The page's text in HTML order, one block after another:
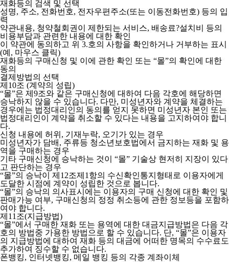
재화등의 검색 및 선택
성명, 주소, 전화번호, 전자우편주소(또는 이동전화번호) 등의 입
력
약관내용, 청약철회권이 제한되는 서비스, 배송료?설치비 등의
비용부담과 관련한 내용에 대한 확인
이 약관에 동의하고 위 3.호의 사항을 확인하거나 거부하는 표시
(예, 마우스 클릭)
재화등의 구매신청 및 이에 관한 확인 또는 “몰”의 확인에 대한
동의
결제방법의 선택
제10조 (계약의 성립)
“몰”은 제9조와 같은 구매신청에 대하여 다음 각호에 해당하면
승낙하지 않을 수 있습니다. 다만, 미성년자와 계약을 체결하는
경우에는 법정대리인의 동의를 얻지 못하면 미성년자 본인 또는
법정대리인이 계약을 취소할 수 있다는 내용을 고지하여야 합니
다.
신청 내용에 허위, 기재누락, 오기가 있는 경우
미성년자가 담배, 주류등 청소년보호법에서 금지하는 재화 및 용
역을 구매하는 경우
기타 구매신청에 승낙하는 것이 “몰” 기술상 현저히 지장이 있다
고 판단하는 경우
“몰”의 승낙이 제12조제1항의 수신확인통지형태로 이용자에게
도달한 시점에 계약이 성립한 것으로 봅니다.
“몰”의 승낙의 의사표시에는 이용자의 구매 신청에 대한 확인 및
판매가능 여부, 구매신청의 정정 취소등에 관한 정보등을 포함하
여야 합니다.
제11조(지급방법)
“몰”에서 구매한 재화 또는 용역에 대한 대금지급방법은 다음 각
호의 방법중 가용한 방법으로 할 수 있습니다. 단, “몰”은 이용자
의 지급방법에 대하여 재화 등의 대금에 어떠한 명목의 수수료도
추가하여 징수할 수 없습니다.
폰뱅킹, 인터넷뱅킹, 메일 뱅킹 등의 각종 계좌이체